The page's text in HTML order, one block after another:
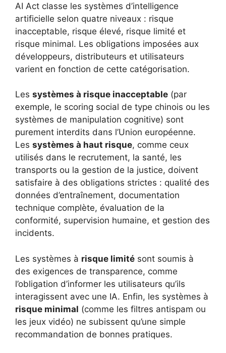
AI Act classe les systèmes d’intelligence
artificielle selon quatre niveaux : risque
inacceptable, risque élevé, risque limité et
risque minimal. Les obligations imposées aux
développeurs, distributeurs et utilisateurs
varient en fonction de cette catégorisation.
Les systèmes à risque inacceptable (par
exemple, le scoring social de type chinois ou les
systèmes de manipulation cognitive) sont
purement interdits dans l’Union européenne.
Les systèmes à haut risque, comme ceux
utilisés dans le recrutement, la santé, les
transports ou la gestion de la justice, doivent
satisfaire à des obligations strictes : qualité des
données d’entraînement, documentation
technique complète, évaluation de la
conformité, supervision humaine, et gestion des
incidents.
Les systèmes à risque limité sont soumis à
des exigences de transparence, comme
l’obligation d’informer les utilisateurs qu’ils
interagissent avec une IA. Enfin, les systèmes à
risque minimal (comme les filtres antispam ou
les jeux vidéo) ne subissent qu’une simple
recommandation de bonnes pratiques.